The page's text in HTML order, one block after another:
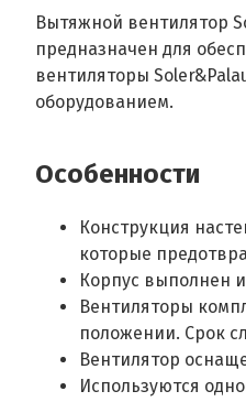
Вытяжной вентилятор
предназначен для
вентиляторы
оборудованием.
Особенности
Конструкция
которые
Корпус выполнен
Вентиляторы
положении. Срок
Вентилятор
Используются